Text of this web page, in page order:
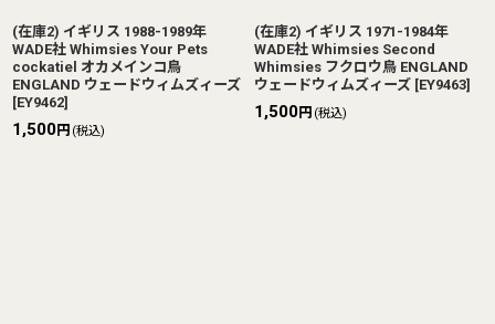
(在庫2) イギリス 1988-1989年
WADE社 Whimsies Your Pets
cockatiel オカメインコ鳥
ENGLAND ウェードウィムズィーズ
[EY9462]
1,500円 (税込)
(在庫2) イギリス 1971-1984年
WADE社 Whimsies Second
Whimsies フクロウ鳥 ENGLAND
ウェードウィムズィーズ [EY9463]
1,500円 (税込)